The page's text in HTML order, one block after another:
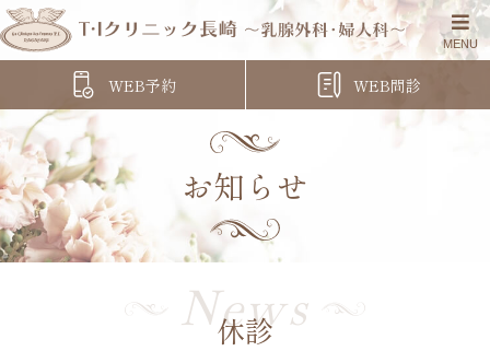
WEB予約 WEB問診
お知らせ
News
休診